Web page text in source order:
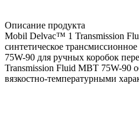
Описание продукта
Mobil Delvac™ 1 Transmission
синтетическое
75W-90 для ручных коробок
Transmission Fluid MBT 75W-90
вязкостно-температурными